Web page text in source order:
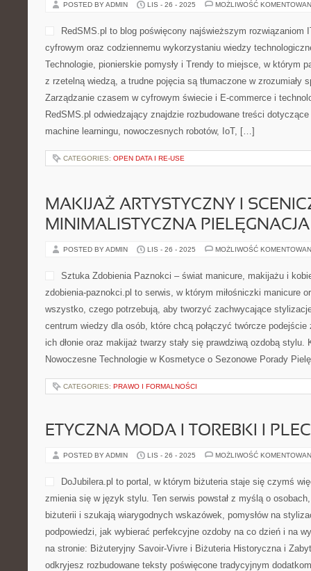
POSTED BY ADMIN LIS - 26 - 2025 MOŻLIWOŚĆ
RedSMS.pl to blog poświęcony najświeższym rozwiązaniom
cyfrowym oraz codziennemu wykorzystaniu wiedzy
Technologie, pionierskie pomysły i Trendy to miejsce, w którym
z rzetelną wiedzą, a trudne pojęcia są tłumaczone w zrozumiały
Zarządzanie czasem w cyfrowym świecie i E-commerce i
RedSMS.pl odwiedzający znajdzie rozbudowane treści
machine learningu, nowoczesnych robotów, IoT, […]
CATEGORIES: OPEN DATA I RE-USE
MAKIJAŻ ARTYSTYCZNY I
MINIMALISTYCZNA PIELĘGNACJA
POSTED BY ADMIN LIS - 26 - 2025 MOŻLIWOŚĆ
Sztuka Zdobienia Paznokci – świat manicure, makijażu i
zdobienia-paznokci.pl to serwis, w którym miłośniczki manicure
wszystko, czego potrzebują, aby tworzyć zachwycające
centrum wiedzy dla osób, które chcą połączyć twórcze
ich dłonie oraz makijaż twarzy stały się prawdziwą ozdobą stylu.
Nowoczesne Technologie w Kosmetyce o Sezonowe Porady
CATEGORIES: PRAWO I FORMALNOŚCI
ETYCZNA MODA I TOREBKI I
POSTED BY ADMIN LIS - 26 - 2025 MOŻLIWOŚĆ
DoJubilera.pl to portal, w którym biżuteria staje się czymś
zmienia się w język stylu. Ten serwis powstał z myślą o
biżuterii i szukają wiarygodnych wskazówek, pomysłów na
podpowiedzi, jak wybierać perfekcyjne ozdoby na co dzień i na
na stronie: Biżuteryjny Savoir-Vivre i Biżuteria Historyczna i
odkryjesz rozbudowane teksty poświęcone tradycyjnym